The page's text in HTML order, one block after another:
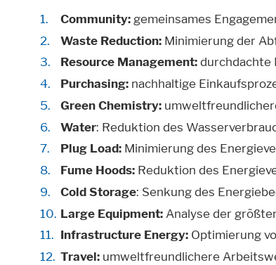
Community:gemeinsames
Waste Reduction: Minimierung der
Resource Management:durchdachte
Purchasing: nachhaltige
Green Chemistry:
Water: Reduktion des
Plug Load: Minimierung des
Fume Hoods:Reduktion des
Cold Storage: Senkung des
Large Equipment: Analyse der
Infrastructure Energy:Optimierung
Travel:umweltfreundlichere